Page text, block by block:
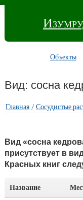
Объекты
Вид: сосна
Главная/ Сосудистые
Вид «сосна
присутствует в
Красных книг
Название